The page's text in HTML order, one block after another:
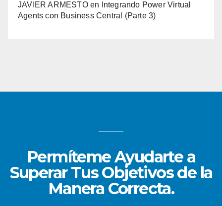
JAVIER ARMESTOen
Integrando Power Virtual
Agents con Business Central (Parte 3)
Permíteme Ayudarte a
Superar Tus Objetivos de la
Manera Correcta.